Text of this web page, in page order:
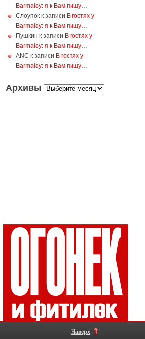
Barmaley: я к Вам пишу…
Слоупок к записи В гостях у
Barmaley: я к Вам пишу…
Пушкин к записи В гостях у
Barmaley: я к Вам пишу…
ANC к записи В гостях у
Barmaley: я к Вам пишу…
Архивы
Наверх